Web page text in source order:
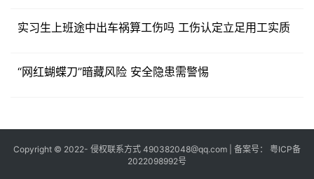
实习生上班途中出车祸算工伤吗 工伤认定立足用工实质
“网红蝴蝶刀”暗藏风险 安全隐患需警惕
Copyright © 2022- 侵权联系方式 490382048@qq.com | 备案号： 粤ICP备
2022098992号